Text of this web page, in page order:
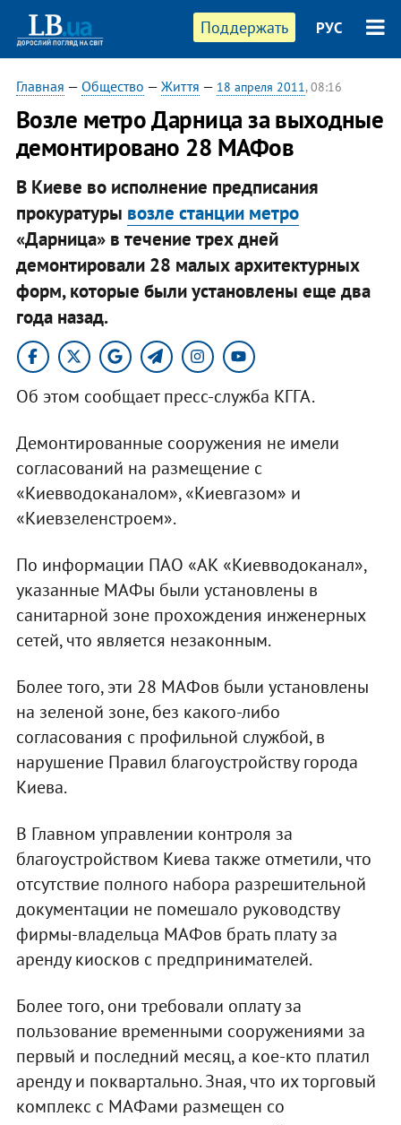
Поддержать РУС
Главная — Общество — Життя — 18 апреля 2011, 08:16
Возле метро Дарница за выходные
демонтировано 28 МАФов
В Киеве во исполнение предписания
прокуратуры возле станции метро
«Дарница» в течение трех дней
демонтировали 28 малых архитектурных
форм, которые были установлены еще два
года назад.
Об этом сообщает пресс-служба КГГА.
Демонтированные сооружения не имели
согласований на размещение с
«Киевводоканалом», «Киевгазом» и
«Киевзеленстроем».
По информации ПАО «АК «Киевводоканал»,
указанные МАФы были установлены в
санитарной зоне прохождения инженерных
сетей, что является незаконным.
Более того, эти 28 МАФов были установлены
на зеленой зоне, без какого-либо
согласования с профильной службой, в
нарушение Правил благоустройству города
Киева.
В Главном управлении контроля за
благоустройством Киева также отметили, что
отсутствие полного набора разрешительной
документации не помешало руководству
фирмы-владельца МАФов брать плату за
аренду киосков с предпринимателей.
Более того, они требовали оплату за
пользование временными сооружениями за
первый и последний месяц, а кое-кто платил
аренду и поквартально. Зная, что их торговый
комплекс с МАФами размещен со